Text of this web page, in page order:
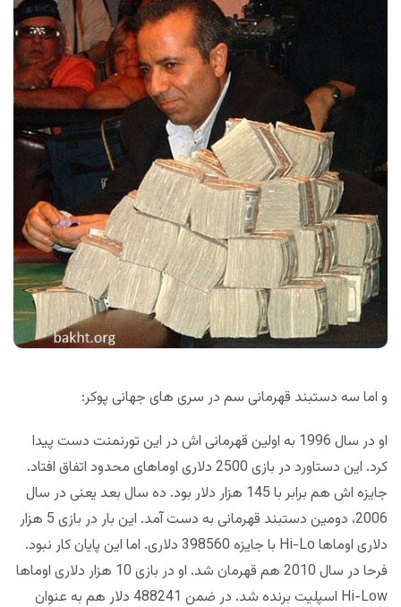
و اما سه دستبند قهرمانی سم در سری های جهانی پوکر:
او در سال 1996 به اولین قهرمانی اش در این تورنمنت دست پیدا
کرد. این دستاورد در بازی 2500 دلاری اوماهای محدود اتفاق افتاد.
جایزه اش هم برابر با 145 هزار دلار بود. ده سال بعد یعنی در سال
2006، دومین دستبند قهرمانی به دست آمد. این بار در بازی 5 هزار
دلاری اوماها Hi-Lo با جایزه 398560 دلاری. اما این پایان کار نبود.
فرحا در سال 2010 هم قهرمان شد. او در بازی 10 هزار دلاری اوماها
Hi-Low اسپلیت برنده شد. در ضمن 488241 دلار هم به عنوان